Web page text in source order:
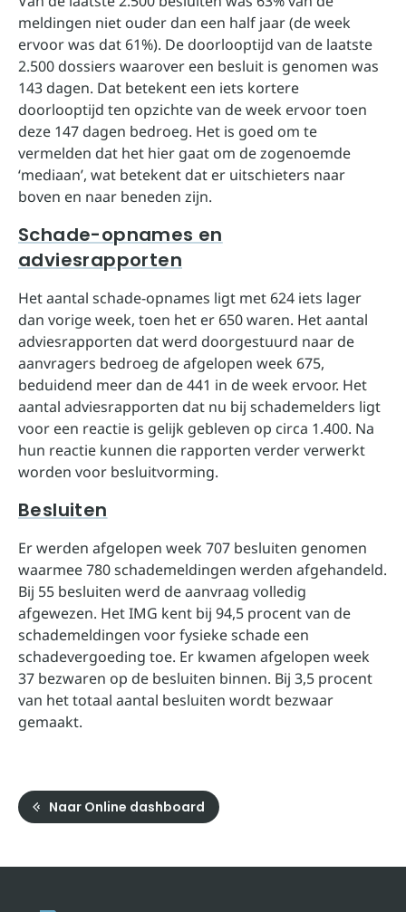
meldingen niet ouder dan een half jaar (de week
ervoor was dat 61%). De doorlooptijd van de laatste
2.500 dossiers waarover een besluit is genomen was
143 dagen. Dat betekent een iets kortere
doorlooptijd ten opzichte van de week ervoor toen
deze 147 dagen bedroeg. Het is goed om te
vermelden dat het hier gaat om de zogenoemde
‘mediaan’, wat betekent dat er uitschieters naar
boven en naar beneden zijn.
Schade-opnames en
adviesrapporten
Het aantal schade-opnames ligt met 624 iets lager
dan vorige week, toen het er 650 waren. Het aantal
adviesrapporten dat werd doorgestuurd naar de
aanvragers bedroeg de afgelopen week 675,
beduidend meer dan de 441 in de week ervoor. Het
aantal adviesrapporten dat nu bij schademelders ligt
voor een reactie is gelijk gebleven op circa 1.400. Na
hun reactie kunnen die rapporten verder verwerkt
worden voor besluitvorming.
Besluiten
Er werden afgelopen week 707 besluiten genomen
waarmee 780 schademeldingen werden afgehandeld.
Bij 55 besluiten werd de aanvraag volledig
afgewezen. Het IMG kent bij 94,5 procent van de
schademeldingen voor fysieke schade een
schadevergoeding toe. Er kwamen afgelopen week
37 bezwaren op de besluiten binnen. Bij 3,5 procent
van het totaal aantal besluiten wordt bezwaar
gemaakt.
Naar Online dashboard